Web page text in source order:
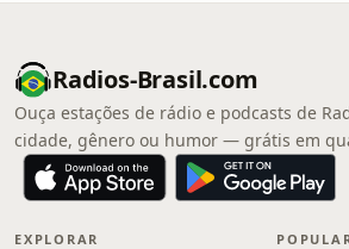
Radios-Brasil.com
Ouça estações de rádio e podcasts de
cidade, gênero ou humor — grátis em
EXPLORAR